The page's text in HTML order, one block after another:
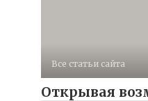
Все статьи сайта
Открывая